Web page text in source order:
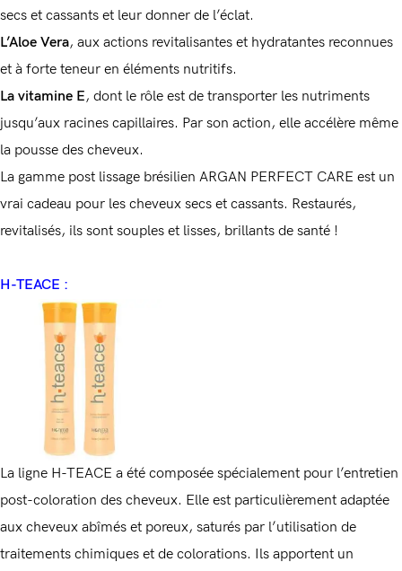
secs et cassants et leur donner de l’éclat.
L’Aloe Vera, aux actions revitalisantes et hydratantes reconnues
et à forte teneur en éléments nutritifs.
La vitamine E, dont le rôle est de transporter les nutriments
jusqu’aux racines capillaires. Par son action, elle accélère même
la pousse des cheveux.
La gamme post lissage brésilien ARGAN PERFECT CARE est un
vrai cadeau pour les cheveux secs et cassants. Restaurés,
revitalisés, ils sont souples et lisses, brillants de santé !
H-TEACE :
La ligne H-TEACE a été composée spécialement pour l’entretien
post-coloration des cheveux. Elle est particulièrement adaptée
aux cheveux abîmés et poreux, saturés par l’utilisation de
traitements chimiques et de colorations. Ils apportent un